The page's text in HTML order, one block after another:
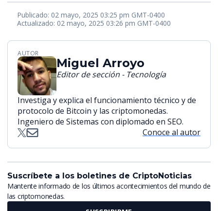
Publicado: 02 mayo, 2025 03:25 pm GMT-0400
Actualizado: 02 mayo, 2025 03:26 pm GMT-0400
AUTOR
Miguel Arroyo
Editor de sección - Tecnología
Investiga y explica el funcionamiento técnico y de
protocolo de Bitcoin y las criptomonedas.
Ingeniero de Sistemas con diplomado en SEO.
Conoce al autor
Suscríbete a los boletines de CriptoNoticias
Mantente informado de los últimos acontecimientos del mundo de
las criptomonedas.